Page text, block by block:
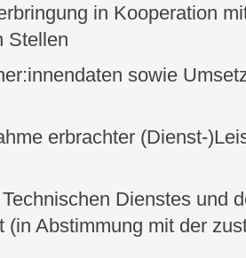
in Kooperation
Stellen
sowie
erbrachter (Dienst-
Dienstes und
(in Abstimmung mit der